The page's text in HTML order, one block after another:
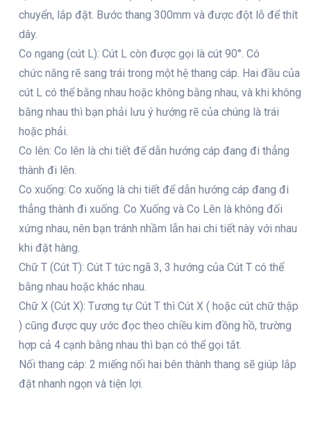
chuyển, lắp đặt. Bước thang 300mm và được đột lỗ để thít
dây.
Co ngang (cút L): Cút L còn được gọi là cút 90°. Có
chức năng rẽ sang trái trong một hệ thang cáp. Hai đầu của
cút L có thể bằng nhau hoặc không bằng nhau, và khi không
bằng nhau thì bạn phải lưu ý hướng rẽ của chúng là trái
hoặc phải.
Co lên: Co lên là chi tiết để dẫn hướng cáp đang đi thẳng
thành đi lên.
Co xuống: Co xuống là chi tiết để dẫn hướng cáp đang đi
thẳng thành đi xuống. Co Xuống và Co Lên là không đối
xứng nhau, nên bạn tránh nhầm lẫn hai chi tiết này với nhau
khi đặt hàng.
Chữ T (Cút T): Cút T tức ngã 3, 3 hướng của Cút T có thể
bằng nhau hoặc khác nhau.
Chữ X (Cút X): Tương tự Cút T thì Cút X ( hoặc cút chữ thập
) cũng được quy ước đọc theo chiều kim đồng hồ, trường
hợp cả 4 cạnh bằng nhau thì bạn có thể gọi tắt.
Nối thang cáp: 2 miếng nối hai bên thành thang sẽ giúp lắp
đặt nhanh ngọn và tiện lợi.